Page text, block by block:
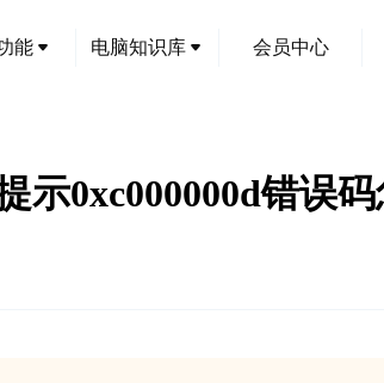
能 电脑知识库 会员中心
示0xc000000d错误